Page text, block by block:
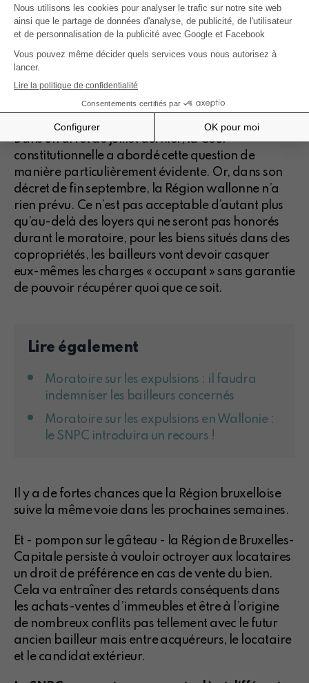
le 1er novembre et le 15 mars de
l’année suivante.
Fin septembre, la Wallonie a adopté une mesure
mois d’octobre insistant sur le fait que les bailleurs
doivent être indemnisés.
Dans un arrêt de juillet dernier, la Cour
constitutionnelle a abordé cette question de
manière particulièrement évidente. Or, dans son
décret de fin septembre, la Région wallonne n’a
rien prévu. Ce n’est pas acceptable d’autant plus
qu’au-delà des loyers qui ne seront pas honorés
durant le moratoire, pour les biens situés dans des
copropriétés, les bailleurs vont devoir casquer
eux-mêmes les charges « occupant » sans garantie
de pouvoir récupérer quoi que ce soit.
Lire également
Moratoire sur les expulsions : il faudra
indemniser les bailleurs concernés
Moratoire sur les expulsions en Wallonie :
le SNPC introduira un recours !
Il y a de fortes chances que la Région bruxelloise
suive la même voie dans les prochaines semaines.
Et - pompon sur le gâteau - la Région de Bruxelles-
Capitale persiste à vouloir octroyer aux locataires
un droit de préférence en cas de vente du bien.
Cela va entraîner des retards conséquents dans
les achats-ventes d’immeubles et être à l’origine
de nombreux conflits pas tellement avec le futur
ancien bailleur mais entre acquéreurs, le locataire
et le candidat extérieur.